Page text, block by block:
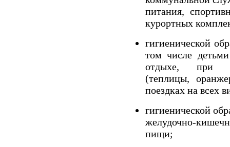
питания,
курортных
гигиенической
том числе
отдыхе, при
(теплицы,
поездках на всех
гигиенической
желудочно-
пищи;